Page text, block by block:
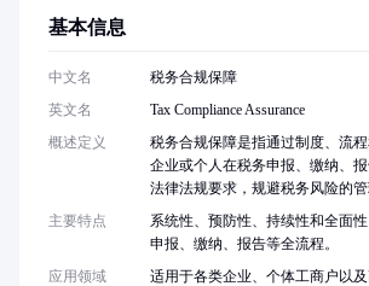
基本信息
中文名
税务合规保障
英文名
Tax Compliance Assurance
概述定义
税务合规保障是指通过制度、流
企业或个人在税务申报、缴纳、
法律法规要求，规避税务风险的管
主要特点
系统性、预防性、持续性和全面性
申报、缴纳、报告等全流程。
应用领域
适用于各类企业、个体工商户以